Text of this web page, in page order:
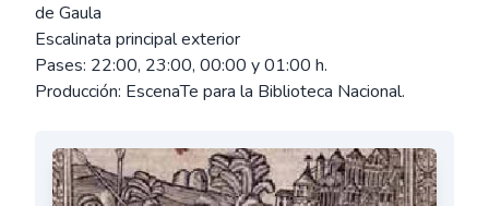
de Gaula
Escalinata principal exterior
Pases: 22:00, 23:00, 00:00 y 01:00 h.
Producción: EscenaTe para la Biblioteca Nacional.